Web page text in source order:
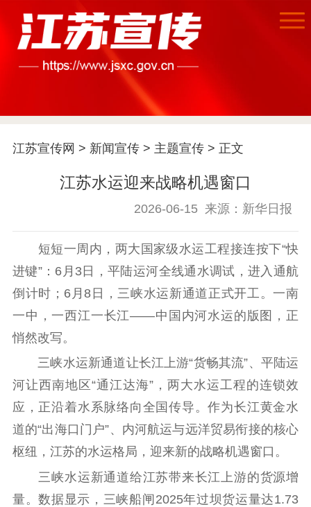
江苏要闻
通知公告 信息公开制度
信息公开指南
信息公开年度报
告
政策法规
理论武装
理论学习 宣传宣讲 研究阐释
哲学社科
社科强省 工作通知
成果集萃
江苏文脉
资料下载
江苏宣传网 > 新闻宣传> 主题宣传> 正文
江苏水运迎来战略机遇窗口
2026-06-15 来源：新华日报
短短一周内，两大国家级水运工程接连按下“快
进键”：6月3日，平陆运河全线通水调试，进入通航
倒计时；6月8日，三峡水运新通道正式开工。一南
一中，一西江一长江——中国内河水运的版图，正
悄然改写。
三峡水运新通道让长江上游“货畅其流”、平陆运
河让西南地区“通江达海”，两大水运工程的连锁效
应，正沿着水系脉络向全国传导。作为长江黄金水
道的“出海口门户”、内河航运与远洋贸易衔接的核心
枢纽，江苏的水运格局，迎来新的战略机遇窗口。
三峡水运新通道给江苏带来长江上游的货源增
量。数据显示，三峡船闸2025年过坝货运量达1.73